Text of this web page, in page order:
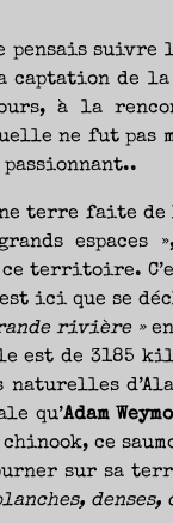
pensais suivre
captation de la
à la
ne fut pas
terre faite de
ce territoire.
ici que se
rivière »
est de 3185
naturelles
qu’Adam
ce
sur sa